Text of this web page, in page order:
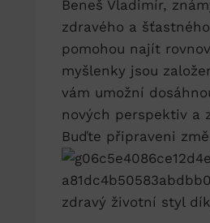
Beneš Vladimír,
zdravého a
pomohou najít
myšlenky jsou
vám umožní
nových perspektiv a
Buďte připraveni
zdravý životní styl